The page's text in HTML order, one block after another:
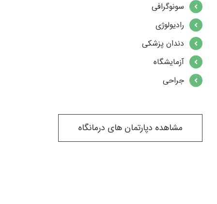
سونوگرافی
رادیولوژی
دندان پزشکی
آزمایشگاه
جراحی
مشاهده دپارتمان های درمانگاه